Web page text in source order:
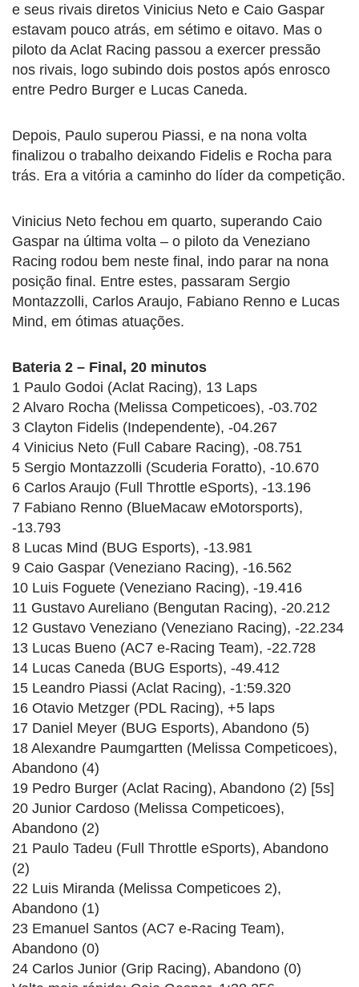
e seus rivais diretos Vinicius Neto e Caio Gaspar
estavam pouco atrás, em sétimo e oitavo. Mas o
piloto da Aclat Racing passou a exercer pressão
nos rivais, logo subindo dois postos após enrosco
entre Pedro Burger e Lucas Caneda.
Depois, Paulo superou Piassi, e na nona volta
finalizou o trabalho deixando Fidelis e Rocha para
trás. Era a vitória a caminho do líder da competição.
Vinicius Neto fechou em quarto, superando Caio
Gaspar na última volta – o piloto da Veneziano
Racing rodou bem neste final, indo parar na nona
posição final. Entre estes, passaram Sergio
Montazzolli, Carlos Araujo, Fabiano Renno e Lucas
Mind, em ótimas atuações.
Bateria 2 – Final, 20 minutos
1 Paulo Godoi (Aclat Racing), 13 Laps
2 Alvaro Rocha (Melissa Competicoes), -03.702
3 Clayton Fidelis (Independente), -04.267
4 Vinicius Neto (Full Cabare Racing), -08.751
5 Sergio Montazzolli (Scuderia Foratto), -10.670
6 Carlos Araujo (Full Throttle eSports), -13.196
7 Fabiano Renno (BlueMacaw eMotorsports),
-13.793
8 Lucas Mind (BUG Esports), -13.981
9 Caio Gaspar (Veneziano Racing), -16.562
10 Luis Foguete (Veneziano Racing), -19.416
11 Gustavo Aureliano (Bengutan Racing), -20.212
12 Gustavo Veneziano (Veneziano Racing), -22.234
13 Lucas Bueno (AC7 e-Racing Team), -22.728
14 Lucas Caneda (BUG Esports), -49.412
15 Leandro Piassi (Aclat Racing), -1:59.320
16 Otavio Metzger (PDL Racing), +5 laps
17 Daniel Meyer (BUG Esports), Abandono (5)
18 Alexandre Paumgartten (Melissa Competicoes),
Abandono (4)
19 Pedro Burger (Aclat Racing), Abandono (2) [5s]
20 Junior Cardoso (Melissa Competicoes),
Abandono (2)
21 Paulo Tadeu (Full Throttle eSports), Abandono
(2)
22 Luis Miranda (Melissa Competicoes 2),
Abandono (1)
23 Emanuel Santos (AC7 e-Racing Team),
Abandono (0)
24 Carlos Junior (Grip Racing), Abandono (0)